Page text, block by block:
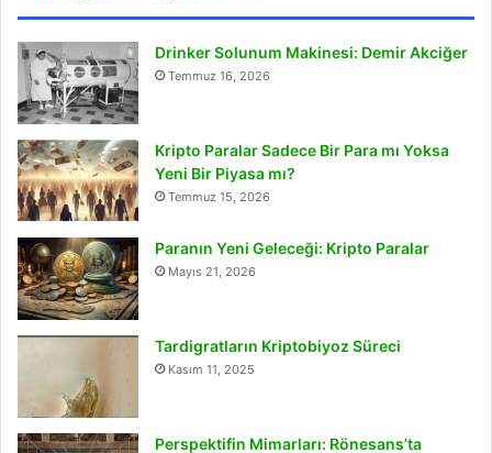
Drinker Solunum Makinesi: Demir Akciğer
Temmuz 16, 2026
Kripto Paralar Sadece Bir Para mı Yoksa
Yeni Bir Piyasa mı?
Temmuz 15, 2026
Paranın Yeni Geleceği: Kripto Paralar
Mayıs 21, 2026
Tardigratların Kriptobiyoz Süreci
Kasım 11, 2025
Perspektifin Mimarları: Rönesans’ta